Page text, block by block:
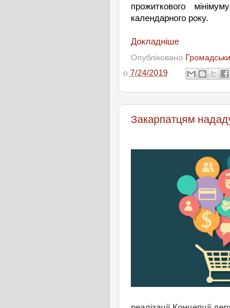
прожиткового
календарного року.
Докладніше
Опубліковано
о 7/24/2019
Закарпатцям